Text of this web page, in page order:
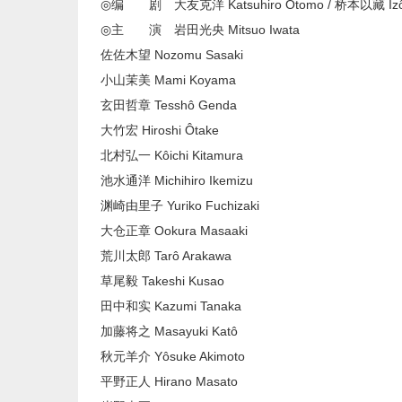
◎编 剧 大友克洋 Katsuhiro Ôtomo / 桥本以藏
◎主 演 岩田光央 Mitsuo Iwata
佐佐木望 Nozomu Sasaki
小山茉美 Mami Koyama
玄田哲章 Tesshô Genda
大竹宏 Hiroshi Ôtake
北村弘一 Kôichi Kitamura
池水通洋 Michihiro Ikemizu
渊崎由里子 Yuriko Fuchizaki
大仓正章 Ookura Masaaki
荒川太郎 Tarô Arakawa
草尾毅 Takeshi Kusao
田中和实 Kazumi Tanaka
加藤将之 Masayuki Katô
秋元羊介 Yôsuke Akimoto
平野正人 Hirano Masato